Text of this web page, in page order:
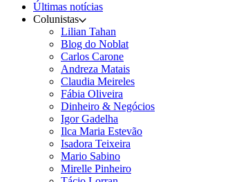
Últimas notícias
Colunistas
Lilian Tahan
Blog do Noblat
Carlos Carone
Andreza Matais
Claudia Meireles
Fábia Oliveira
Dinheiro & Negócios
Igor Gadelha
Ilca Maria Estevão
Isadora Teixeira
Mario Sabino
Mirelle Pinheiro